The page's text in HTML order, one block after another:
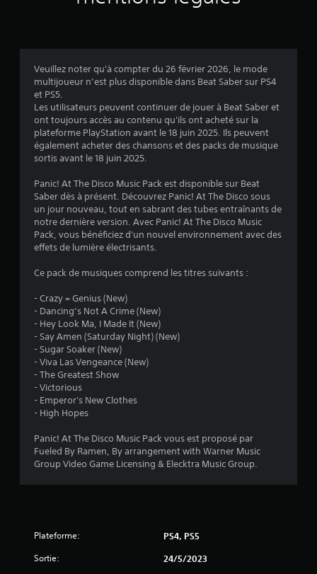
s
4
.
é
r
5
Veuillez noter qu'à compter du 26 février 2026, le mode
multijoueur n’est plus disponible dans Beat Saber sur PS4
et PS5.
Les utilisateurs peuvent continuer de jouer à Beat Saber et
ont toujours accès au contenu qu'ils ont acheté sur la
plateforme PlayStation avant le 18 juin 2025. Ils peuvent
également acheter des chansons et des packs de musique
sortis avant le 18 juin 2025.
Panic! At The Disco Music Pack est disponible sur Beat
Saber dès à présent. Découvrez Panic! At The Disco sous
un jour nouveau, tout en sabrant des tubes entraînants de
notre dernière version. Avec Panic! At The Disco Music
Pack, vous bénéficiez d'un nouvel environnement avec des
effets de lumière électrisants.
Ce pack de musiques comprend les titres suivants :
- Crazy = Genius (New)
- Dancing’s Not A Crime (New)
- Hey Look Ma, I Made It (New)
- Say Amen (Saturday Night) (New)
- Sugar Soaker (New)
- Viva Las Vengeance (New)
- The Greatest Show
- Victorious
- Emperor's New Clothes
- High Hopes
Panic! At The Disco Music Pack vous est proposé par
Fueled By Ramen, By arrangement with Warner Music
Group Video Game Licensing & Elecktra Music Group.
Plateforme: PS4, PS5
Sortie: 24/5/2023